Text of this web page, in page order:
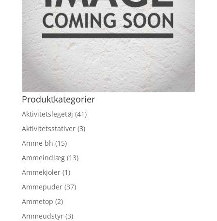
Produktkategorier
Aktivitetslegetøj (41)
Aktivitetsstativer (3)
Amme bh (15)
Ammeindlæg (13)
Ammekjoler (1)
Ammepuder (37)
Ammetop (2)
Ammeudstyr (3)